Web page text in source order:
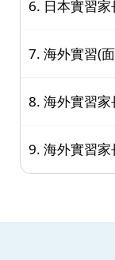
6. 日本實習
7. 海外實習(
8. 海外實習
9. 海外實習